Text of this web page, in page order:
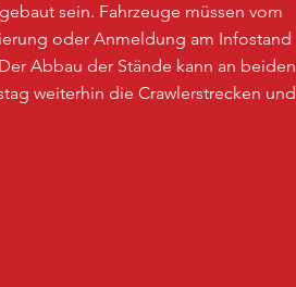
sein. Fahrzeuge müssen vom
oder Anmeldung am Infostand
Abbau der Stände kann an beiden
weiterhin die Crawlerstrecken und